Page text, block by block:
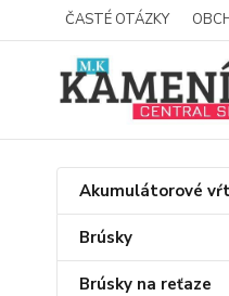
ČASTÉ OTÁZKY
Akumulátorové
Brúsky
Brúsky na reťaze